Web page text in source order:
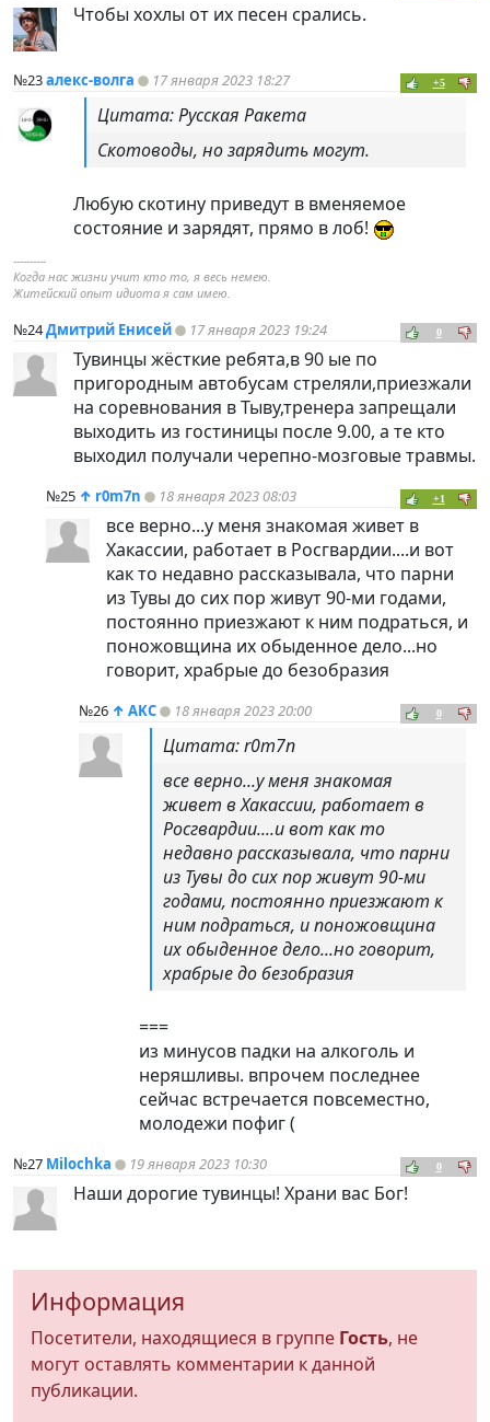
Чтобы хохлы от их песен срались.
№23алекс-волга 17 января 2023 18:27 +5
Цитата: Русская Ракета
Скотоводы, но зарядить могут.
Любую скотину приведут в вменяемое
состояние и зарядят, прямо в лоб!
----------
Когда нас жизни учит кто то, я весь немею.
Житейский опыт идиота я сам имею.
№24Дмитрий Енисей 17 января 2023 19:24 0
Тувинцы жёсткие ребята,в 90 ые по
пригородным автобусам стреляли,приезжали
на соревнования в Тыву,тренера запрещали
выходить из гостиницы после 9.00, а те кто
выходил получали черепно-мозговые травмы.
№25 ↑ r0m7n 18 января 2023 08:03 +1
все верно...у меня знакомая живет в
Хакассии, работает в Росгвардии....и вот
как то недавно рассказывала, что парни
из Тувы до сих пор живут 90-ми годами,
постоянно приезжают к ним подраться, и
поножовщина их обыденное дело...но
говорит, храбрые до безобразия
№26 ↑ AKC 18 января 2023 20:00 0
Цитата: r0m7n
все верно...у меня знакомая
живет в Хакассии, работает в
Росгвардии....и вот как то
недавно рассказывала, что парни
из Тувы до сих пор живут 90-ми
годами, постоянно приезжают к
ним подраться, и поножовщина
их обыденное дело...но говорит,
храбрые до безобразия
===
из минусов падки на алкоголь и
неряшливы. впрочем последнее
сейчас встречается повсеместно,
молодежи пофиг (
№27 Milochka 19 января 2023 10:30 0
Наши дорогие тувинцы! Храни вас Бог!
Информация
Посетители, находящиеся в группе Гость, не
могут оставлять комментарии к данной
публикации.